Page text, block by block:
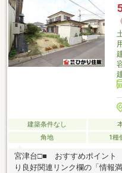
建築条件なし
角地
1種
宮津台□■ おすすめポイン
り良好関連リンク欄の「情報